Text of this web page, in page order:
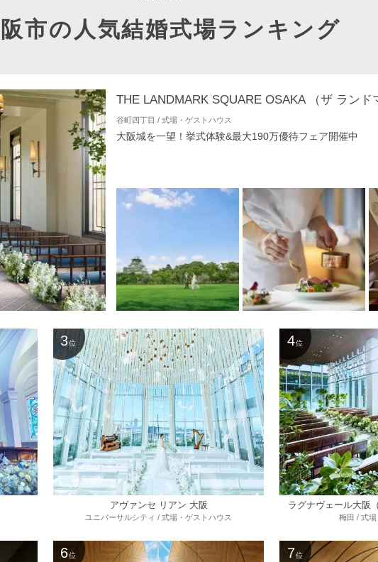
市の人気結婚式場ランキング
谷町四丁目 / 式場・ゲストハウス
大阪城を一望！挙式体験&最大190万優待フェア開催中
3 位
アヴァンセ リアン 大阪
ユニバーサルシティ / 式場・ゲストハウス
4 位
ラグナヴェール大阪
梅田 / 式
6 位 7 位